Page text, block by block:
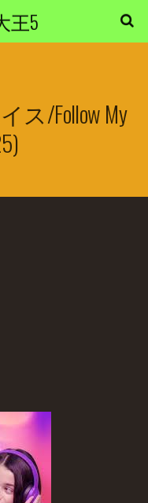
王5
/Follow My